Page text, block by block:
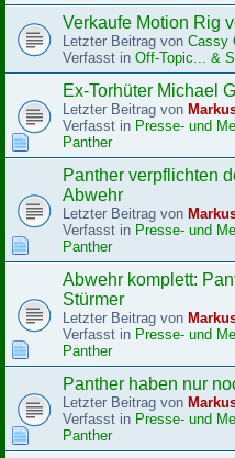
Verkaufe Motion Rig
Letzter Beitrag von Cassy
Verfasst in Off-Topic... &
Ex-Torhüter Michael
Letzter Beitrag von
Verfasst in Presse- und
Panther
Panther verpflichten
Abwehr
Letzter Beitrag von
Verfasst in Presse- und
Panther
Abwehr komplett:
Stürmer
Letzter Beitrag von
Verfasst in Presse- und
Panther
Panther haben nur
Letzter Beitrag von
Verfasst in Presse- und
Panther